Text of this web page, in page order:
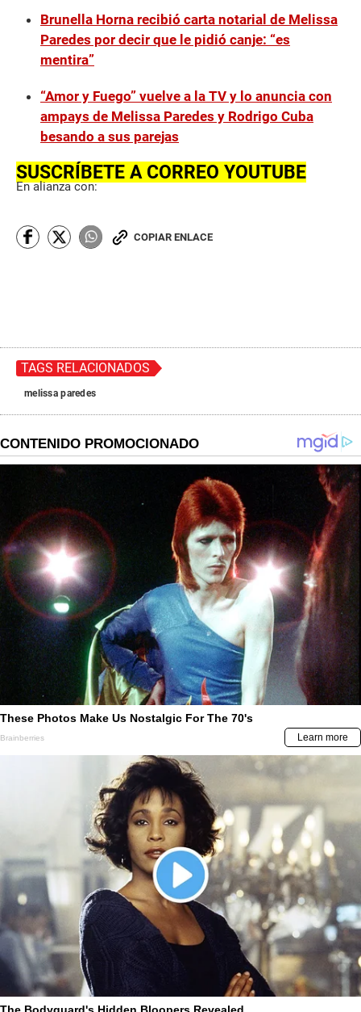
Brunella Horna recibió carta notarial de Melissa
Paredes por decir que le pidió canje: “es
mentira”
“Amor y Fuego” vuelve a la TV y lo anuncia con
ampays de Melissa Paredes y Rodrigo Cuba
besando a sus parejas
SUSCRÍBETE A CORREO YOUTUBE
En alianza con:
COPIAR ENLACE
TAGS RELACIONADOS
melissa paredes